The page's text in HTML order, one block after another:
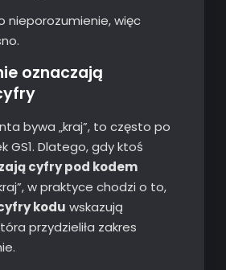
nieporozumienie, więc
oznaczają
bywa „kraj”, to często po
GS1. Dlatego, gdy ktoś
cyfry pod kodem
w praktyce chodzi o to,
kodu wskazują
przydzieliła zakres